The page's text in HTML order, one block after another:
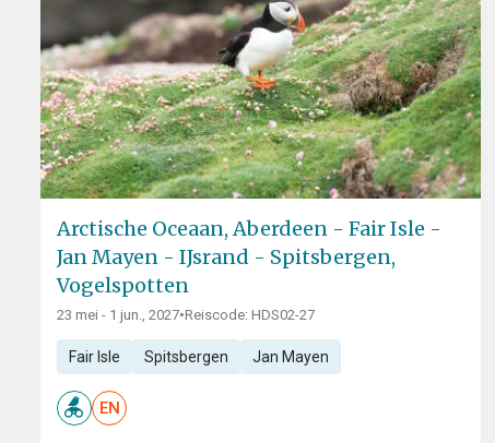
Arctische Oceaan, Aberdeen - Fair Isle -
Jan Mayen - IJsrand - Spitsbergen,
Vogelspotten
23 mei - 1 jun., 2027•Reiscode: HDS02-27
Fair Isle Spitsbergen Jan Mayen
EN